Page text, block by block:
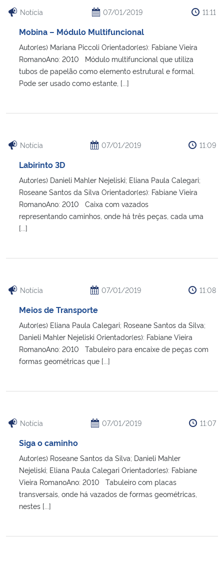
Ministério da Cidadania
Ministério da Saúde
Ministério de Minas e Energia
Ministério da Ciência, Tecnologia, Inovações e Comunicações
Ministério do Meio Ambiente
Ministério do Turismo
Ministério do Desenvolvimento Regional
Controladoria-Geral da União
Ministério da Mulher, da Família e dos Direitos Humanos
Advocacia-Geral da União
Banco Central do Brasil
Notícia 07/01/2019 11:11
Mobina – Módulo Multifuncional
Autor(es) Mariana Piccoli Orientador(es): Fabiane Vieira
RomanoAno: 2010 Módulo multifuncional que utiliza
tubos de papelão como elemento estrutural e formal.
Pode ser usado como estante, [...]
Notícia 07/01/2019 11:09
Labirinto 3D
Autor(es) Danieli Mahler Nejeliski; Eliana Paula Calegari;
Roseane Santos da Silva Orientador(es): Fabiane Vieira
RomanoAno: 2010 Caixa com vazados
representando caminhos, onde há três peças, cada uma
[...]
Notícia 07/01/2019 11:08
Meios de Transporte
Autor(es) Eliana Paula Calegari; Roseane Santos da Silva;
Danieli Mahler Nejeliski Orientador(es): Fabiane Vieira
RomanoAno: 2010 Tabuleiro para encaixe de peças com
formas geométricas que [...]
Notícia 07/01/2019 11:07
Siga o caminho
Autor(es) Roseane Santos da Silva; Danieli Mahler
Nejeliski; Eliana Paula Calegari Orientador(es): Fabiane
Vieira RomanoAno: 2010 Tabuleiro com placas
transversais, onde há vazados de formas geométricas,
nestes [...]